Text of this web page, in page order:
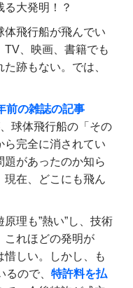
大発明！？
体飛行船が飛んでい
TV、映画、書籍でも
跡もない。では、
前の雑誌の記事
球体飛行船の「その
ら完全に消されてい
題があったのか知ら
現在、どこにも飛ん
理も”熱い”し、技術
これほどの発明が
惜しい。しかし、も
ので、 特許料を払